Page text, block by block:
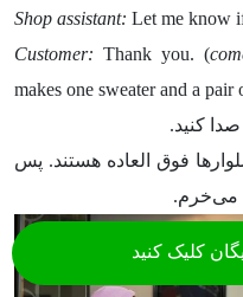
Shop assistant: Let me know
Customer: Thank you. (
makes one sweater and a pair
کنید.
فوق العاده هستند. پس
می‌خرم.
کلیک کنید